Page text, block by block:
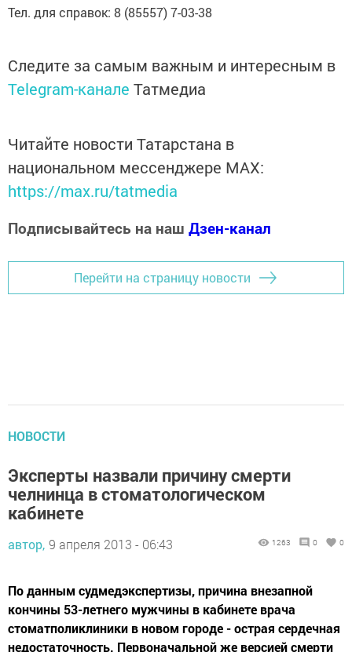
Тел. для справок: 8 (85557) 7-03-38
Следите за самым важным и интересным в
Telegram-канале Татмедиа
Читайте новости Татарстана в
национальном мессенджере MАХ:
https://max.ru/tatmedia
Подписывайтесь на наш Дзен-канал
Перейти на страницу новости
НОВОСТИ
Эксперты назвали причину смерти
челнинца в стоматологическом
кабинете
автор, 9 апреля 2013 - 06:43 1263 0 0
По данным судмедэкспертизы, причина внезапной
кончины 53-летнего мужчины в кабинете врача
стоматполиклиники в новом городе - острая сердечная
недостаточность. Первоначальной же версией смерти